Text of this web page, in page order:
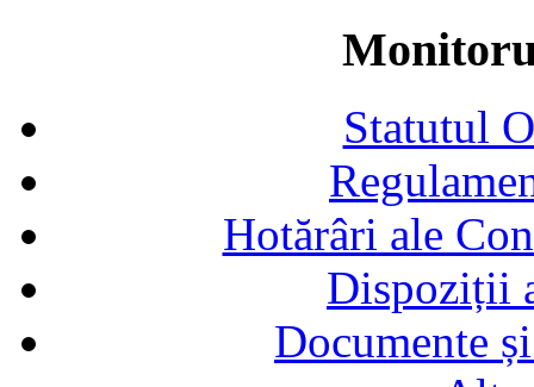
Statutul
Hotărâri ale
Dispoziții
Documente